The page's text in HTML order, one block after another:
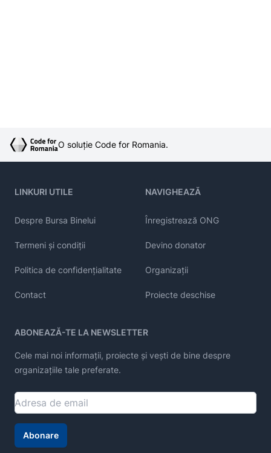
O soluție Code for Romania.
LINKURI UTILE
Despre Bursa Binelui
Termeni și condiții
Politica de confidențialitate
Contact
NAVIGHEAZĂ
Înregistrează ONG
Devino donator
Organizații
Proiecte deschise
ABONEAZĂ-TE LA NEWSLETTER
Cele mai noi informații, proiecte și vești de bine despre
organizațiile tale preferate.
Abonare